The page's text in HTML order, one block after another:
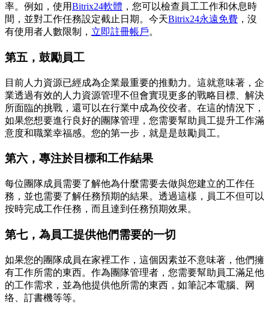
率。例如，使用Bitrix24軟體 ，您可以檢查員工工作和休息時
間，並對工作任務設定截止日期。今天Bitrix24永遠免費 ，沒
有使用者人數限制， 立即註冊帳戶。
第五，鼓勵員工
目前人力資源已經成為企業最重要的推動力。這就意味著，企
業透過有效的人力資源管理不但會實現更多的戰略目標、解決
所面臨的挑戰，還可以在行業中成為佼佼者。在這的情況下，
如果您想要進行良好的團隊管理，您需要幫助員工提升工作滿
意度和職業幸福感。您的第一步，就是是鼓勵員工。
第六，專注於目標和工作結果
每位團隊成員需要了解他為什麼需要去做與您建立的工作任
務，並也需要了解任務預期的結果。透過這樣，員工不但可以
按時完成工作任務，而且達到任務預期效果。
第七，為員工提供他們需要的一切
如果您的團隊成員在家裡工作，這個因素並不意味著，他們擁
有工作所需的東西。作為團隊管理者，您需要幫助員工滿足他
的工作需求，並為他提供他所需的東西，如筆記本電腦、网
络、訂書機等等。